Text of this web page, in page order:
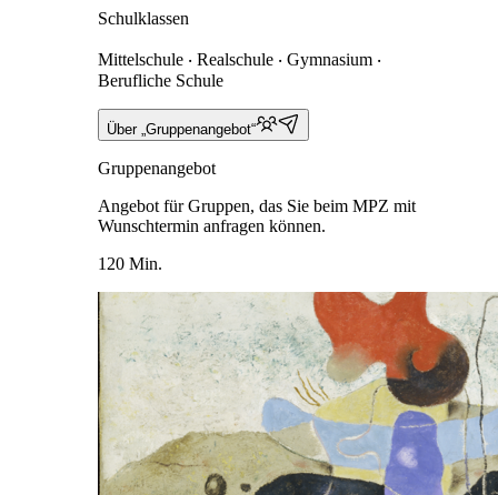
Schulklassen
Mittelschule ‧ Realschule ‧ Gymnasium ‧
Berufliche Schule
Über „Gruppenangebot“
Gruppenangebot
Angebot für Gruppen, das Sie beim MPZ mit
Wunschtermin anfragen können.
120 Min.